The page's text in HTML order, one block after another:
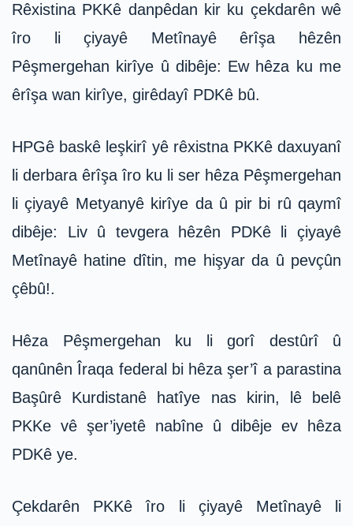
Rêxistina PKKê danpêdan kir ku çekdarên wê
îro li çiyayê Metînayê êrîşa hêzên
Pêşmergehan kirîye û dibêje: Ew hêza ku me
êrîşa wan kirîye, girêdayî PDKê bû.
HPGê baskê leşkirî yê rêxistna PKKê daxuyanî
li derbara êrîşa îro ku li ser hêza Pêşmergehan
li çiyayê Metyanyê kirîye da û pir bi rû qaymî
dibêje: Liv û tevgera hêzên PDKê li çiyayê
Metînayê hatine dîtin, me hişyar da û pevçûn
çêbû!.
Hêza Pêşmergehan ku li gorî destûrî û
qanûnên Îraqa federal bi hêza şer’î a parastina
Başûrê Kurdistanê hatîye nas kirin, lê belê
PKKe vê şer’iyetê nabîne û dibêje ev hêza
PDKê ye.
Çekdarên PKKê îro li çiyayê Metînayê li